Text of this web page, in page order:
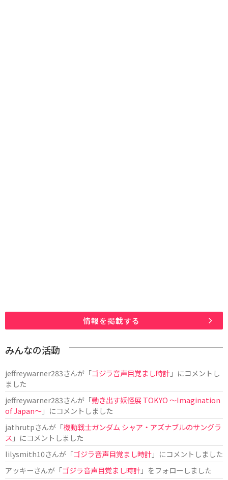
情報を掲載する
みんなの活動
jeffreywarner283さんが「ゴジラ音声目覚まし時計」にコメントし
ました
jeffreywarner283さんが「動き出す妖怪展 TOKYO 〜Imagination
of Japan〜」にコメントしました
jathrutpさんが「機動戦士ガンダム シャア・アズナブルのサングラ
ス 」にコメントしました
lilysmith10さんが「ゴジラ音声目覚まし時計」にコメントしました
アッキーさんが「ゴジラ音声目覚まし時計」をフォローしました